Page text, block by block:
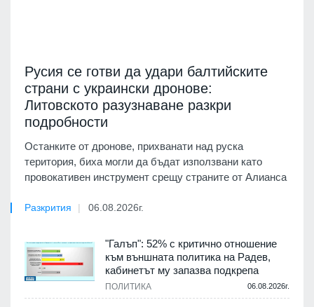
Русия се готви да удари балтийските
страни с украински дронове:
Литовското разузнаване разкри
подробности
Останките от дронове, прихванати над руска
територия, биха могли да бъдат използвани като
провокативен инструмент срещу страните от Алианса
Разкрития 06.08.2026г.
"Галъп": 52% с критично отношение
към външната политика на Радев,
кабинетът му запазва подкрепа
ПОЛИТИКА 06.08.2026г.